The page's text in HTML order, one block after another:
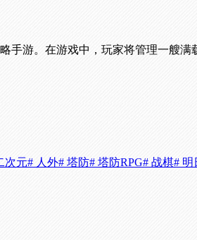
手游。在游戏中，玩家将管理一艘
次元# 人外# 塔防# 塔防RPG# 战棋# 明